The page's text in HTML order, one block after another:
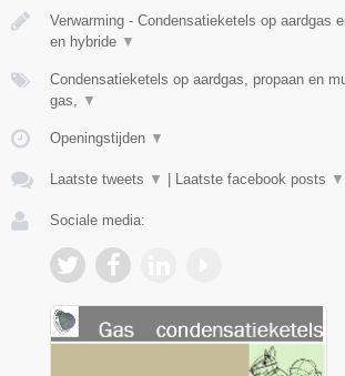
Verwarming - Condensatieketels op aardgas
en hybride ▼
Condensatieketels op aardgas, propaan en
gas, ▼
Openingstijden ▼
Laatste tweets ▼ Laatste facebook posts ▼
Sociale media: